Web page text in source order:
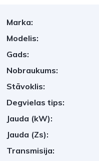
Marka:
Modelis:
Gads:
Nobraukums:
Stāvoklis:
Degvielas tips:
Jauda (kW):
Jauda (Zs):
Transmisija: